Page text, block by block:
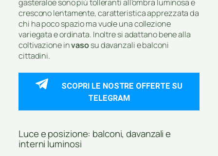
gasteraloe sono più tolleranti all’ombra luminosa e
crescono lentamente, caratteristica apprezzata da
chi ha poco spazio ma vuole una collezione
variegata e ordinata. Inoltre si adattano bene alla
coltivazione invasosu davanzali e balconi
cittadini.
SCOPRI LE NOSTRE OFFERTE SU
TELEGRAM
Luce e posizione: balconi, davanzali e
interni luminosi